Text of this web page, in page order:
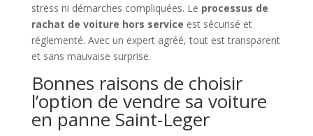
stress ni démarches compliquées. Le processus de
rachat de voiture hors service est sécurisé et
réglementé. Avec un expert agréé, tout est transparent
et sans mauvaise surprise.
Bonnes raisons de choisir
l’option de vendre sa voiture
en panne Saint-Leger